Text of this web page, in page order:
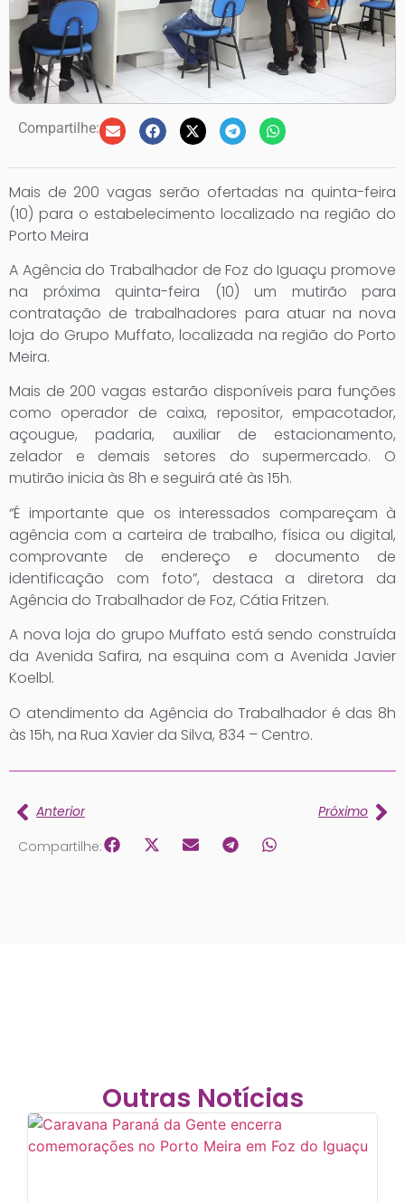
Compartilhe:
Mais de 200 vagas serão ofertadas na quinta-feira
(10) para o estabelecimento localizado na região do
Porto Meira
A Agência do Trabalhador de Foz do Iguaçu promove
na próxima quinta-feira (10) um mutirão para
contratação de trabalhadores para atuar na nova
loja do Grupo Muffato, localizada na região do Porto
Meira.
Mais de 200 vagas estarão disponíveis para funções
como operador de caixa, repositor, empacotador,
açougue, padaria, auxiliar de estacionamento,
zelador e demais setores do supermercado. O
mutirão inicia às 8h e seguirá até às 15h.
“É importante que os interessados compareçam à
agência com a carteira de trabalho, física ou digital,
comprovante de endereço e documento de
identificação com foto”, destaca a diretora da
Agência do Trabalhador de Foz, Cátia Fritzen.
A nova loja do grupo Muffato está sendo construída
da Avenida Safira, na esquina com a Avenida Javier
Koelbl.
O atendimento da Agência do Trabalhador é das 8h
às 15h, na Rua Xavier da Silva, 834 – Centro.
Anterior
Próximo
Compartilhe:
Outras Notícias